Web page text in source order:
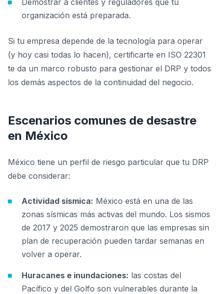
Demostrar a clientes y reguladores que tu
organización está preparada.
Si tu empresa depende de la tecnología para operar
(y hoy casi todas lo hacen), certificarte en ISO 22301
te da un marco robusto para gestionar el DRP y todos
los demás aspectos de la continuidad del negocio.
Escenarios comunes de desastre
en México
México tiene un perfil de riesgo particular que tu DRP
debe considerar:
Actividad sísmica: México está en una de las
zonas sísmicas más activas del mundo. Los sismos
de 2017 y 2025 demostraron que las empresas sin
plan de recuperación pueden tardar semanas en
volver a operar.
Huracanes e inundaciones: las costas del
Pacífico y del Golfo son vulnerables durante la